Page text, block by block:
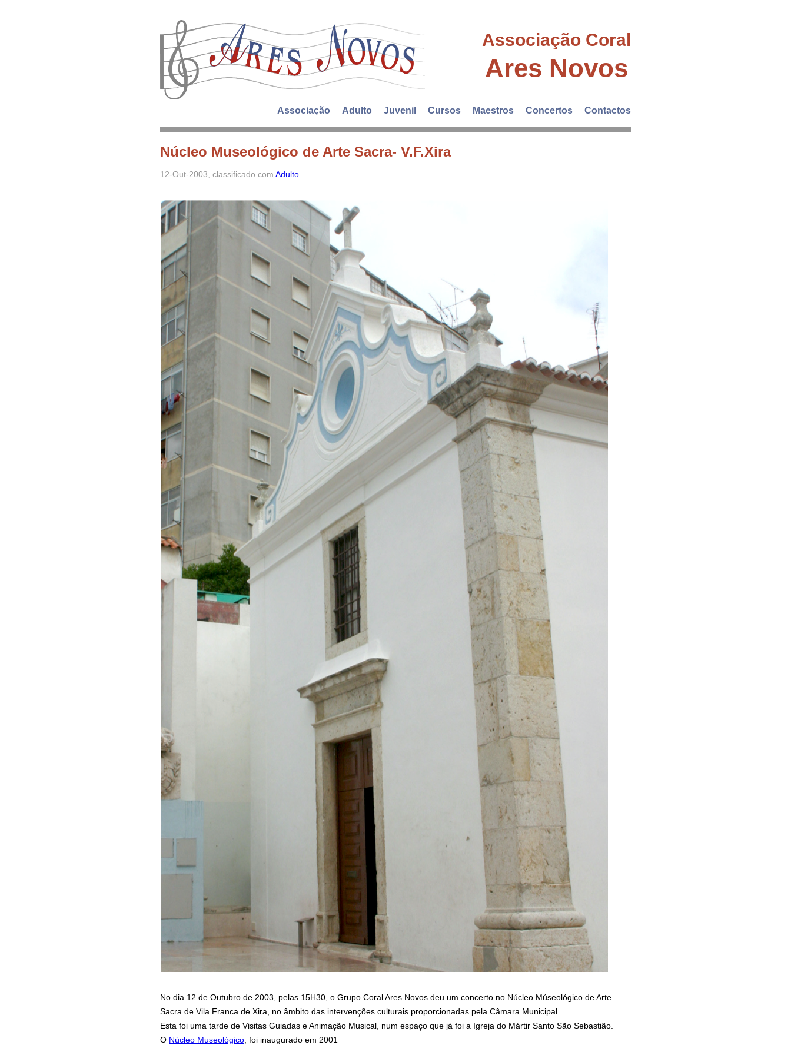
Associação Coral
Ares Novos
Associação Adulto Juvenil Cursos Maestros Concertos Contactos
Núcleo Museológico de Arte Sacra- V.F.Xira
12-Out-2003 , classificado com Adulto
No dia 12 de Outubro de 2003, pelas 15H30, o Grupo Coral Ares Novos deu um concerto no Núcleo Múseológico de Arte
Sacra de Vila Franca de Xira, no âmbito das intervenções culturais proporcionadas pela Câmara Municipal.
Esta foi uma tarde de Visitas Guiadas e Animação Musical, num espaço que já foi a Igreja do Mártir Santo São Sebastião
O Núcleo Museológico , foi inaugurado em 2001